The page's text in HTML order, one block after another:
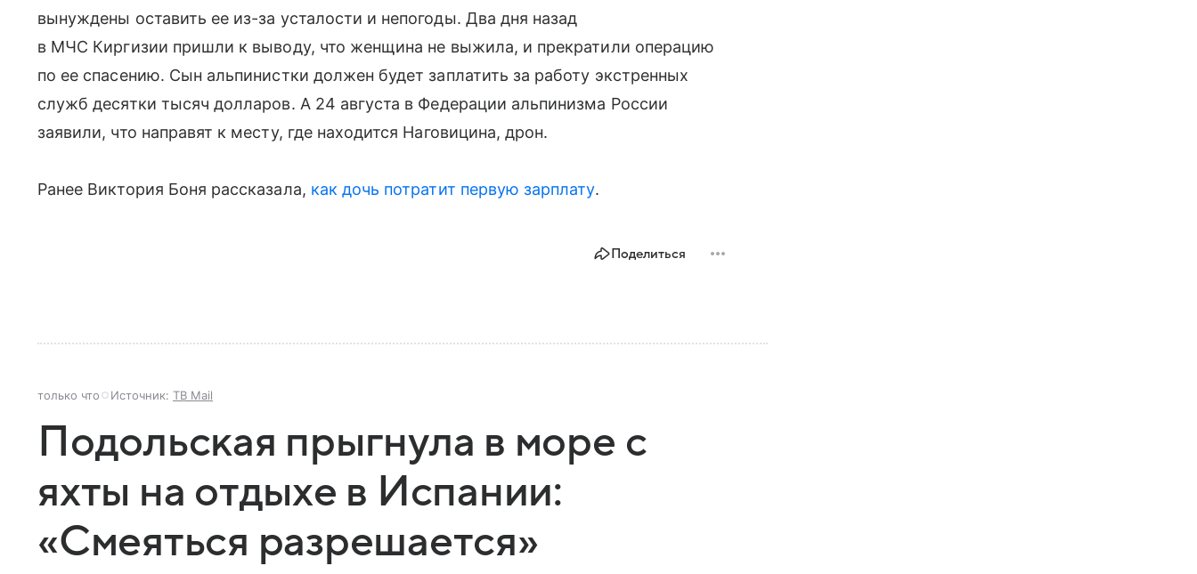
вынуждены оставить ее из-за усталости и непогоды. Два дня назад
в МЧС Киргизии пришли к выводу, что женщина не выжила, и прекратили операцию
по ее спасению. Сын альпинистки должен будет заплатить за работу экстренных
служб десятки тысяч долларов. А 24 августа в Федерации альпинизма России
заявили, что направят к месту, где находится Наговицина, дрон.
Ранее Виктория Боня рассказала, как дочь потратит первую зарплату.
Поделиться
только что Источник: ТВ Mail
Подольская прыгнула в море с
яхты на отдыхе в Испании:
«Смеяться разрешается»